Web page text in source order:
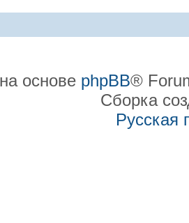
основе phpBB®
Сборка
Русская